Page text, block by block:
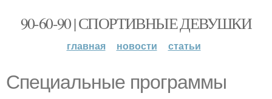
90-60-90 | СПОРТИВНЫЕ ДЕВУШКИ
главная новости статьи
Специальные программы